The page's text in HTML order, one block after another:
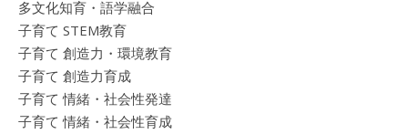
多文化知育・語学融合
子育て STEM教育
子育て 創造力・環境教育
子育て 創造力育成
子育て 情緒・社会性発達
子育て 情緒・社会性育成